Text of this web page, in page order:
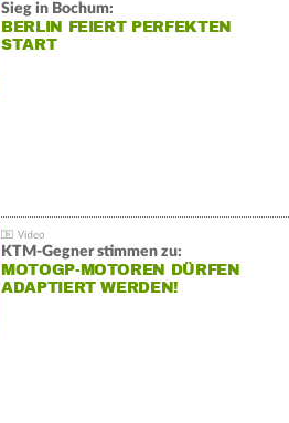
Sieg in Bochum:
BERLIN FEIERT PERFEKTEN
START
KTM-Gegner stimmen zu:
MOTOGP-MOTOREN DÜRFEN
ADAPTIERT WERDEN!